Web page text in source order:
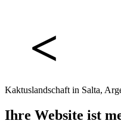
Kaktuslandschaft in Salta,
Ihre Website ist